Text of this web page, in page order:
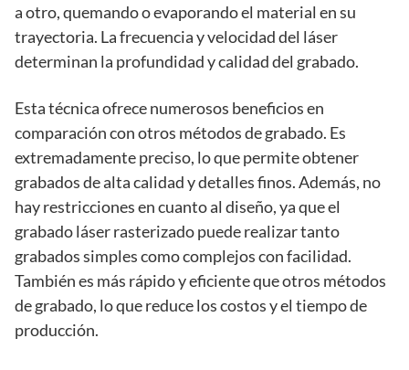
a otro, quemando o evaporando el material en su
trayectoria. La frecuencia y velocidad del láser
determinan la profundidad y calidad del grabado.
Esta técnica ofrece numerosos beneficios en
comparación con otros métodos de grabado. Es
extremadamente preciso, lo que permite obtener
grabados de alta calidad y detalles finos. Además, no
hay restricciones en cuanto al diseño, ya que el
grabado láser rasterizado puede realizar tanto
grabados simples como complejos con facilidad.
También es más rápido y eficiente que otros métodos
de grabado, lo que reduce los costos y el tiempo de
producción.